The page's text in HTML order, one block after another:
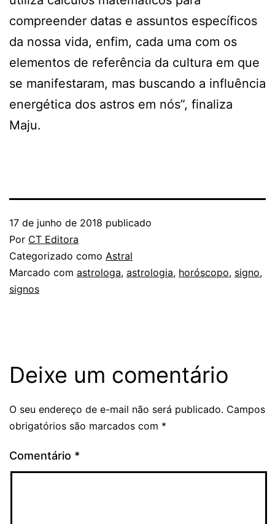
compreender datas e assuntos específicos
da nossa vida, enfim, cada uma com os
elementos de referência da cultura em que
se manifestaram, mas buscando a influência
energética dos astros em nós”, finaliza
Maju.
17 de junho de 2018 publicado
Por CT Editora
Categorizado como Astral
Marcado com astrologa, astrologia, horóscopo, signo,
signos
Deixe um comentário
O seu endereço de e-mail não será publicado. Campos
obrigatórios são marcados com *
Comentário *